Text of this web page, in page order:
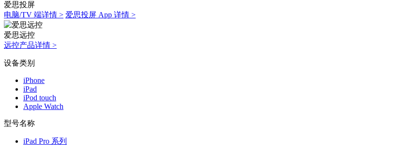
爱思投屏
电脑/TV 端详情 > 爱思投屏 App 详情 >
爱思远控
远控产品详情 >
设备类别
iPhone
iPad
iPod touch
Apple Watch
型号名称
iPad Pro 系列